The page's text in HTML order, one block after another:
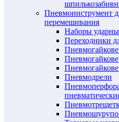
Пневмоинструмент
перемешивания
Наборы
Переходники
Пневмодрели